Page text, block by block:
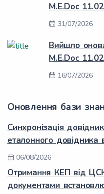
M.E.Doc
31/07/2026
Вийшло
M.E.Doc
16/07/2026
Оновлення бази
Синхронізація
еталонного
06/08/2026
Отримання КЕП від
документами